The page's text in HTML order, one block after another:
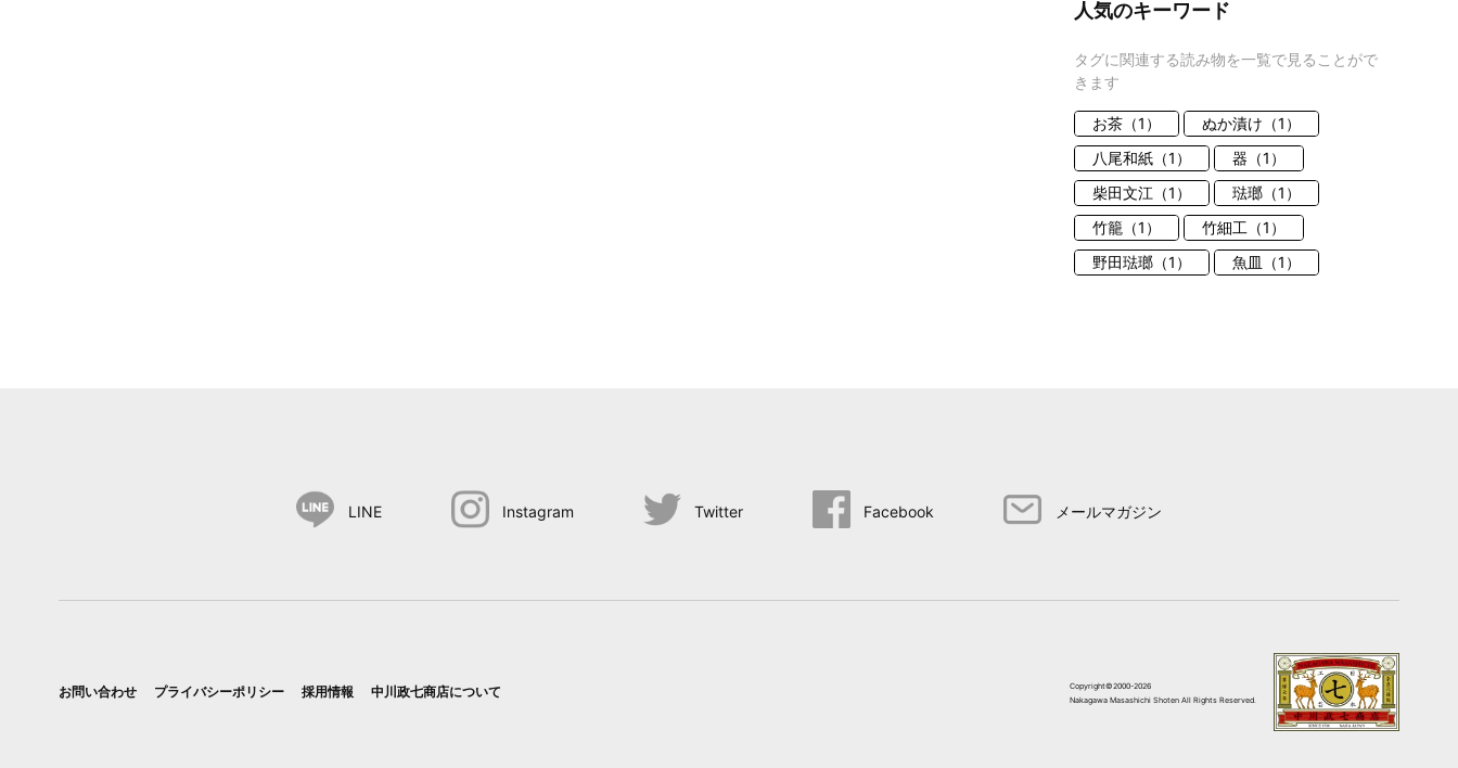
人気のキーワード
タグに関連する読み物を一覧で見ることがで
きます
お茶（1）
ぬか漬け（1）
八尾和紙（1）
器（1）
柴田文江（1）
琺瑯（1）
竹籠（1）
竹細工（1）
野田琺瑯（1）
魚皿（1）
LINE Instagram Twitter Facebook メールマガジン
お問い合わせ プライバシーポリシー 採用情報 中川政七商店について
Copyright©2000-2026
Nakagawa Masashichi Shoten All Rights Reserved.